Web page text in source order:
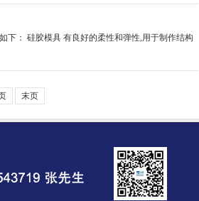
下： 硅胶模具 有良好的柔性和弹性,用于制作结构
末页